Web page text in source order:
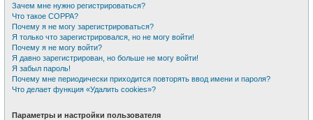
Зачем мне нужно регистрироваться?
Что такое COPPA?
Почему я не могу зарегистрироваться?
Я только что зарегистрировался, но не могу войти!
Почему я не могу войти?
Я давно зарегистрирован, но больше не могу войти!
Я забыл пароль!
Почему мне периодически приходится повторять ввод имени и пароля?
Что делает функция «Удалить cookies»?
Параметры и настройки пользователя